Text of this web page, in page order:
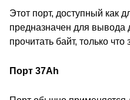
Этот порт, доступный как
предназначен для
прочитать байт, только
Порт 37Ah